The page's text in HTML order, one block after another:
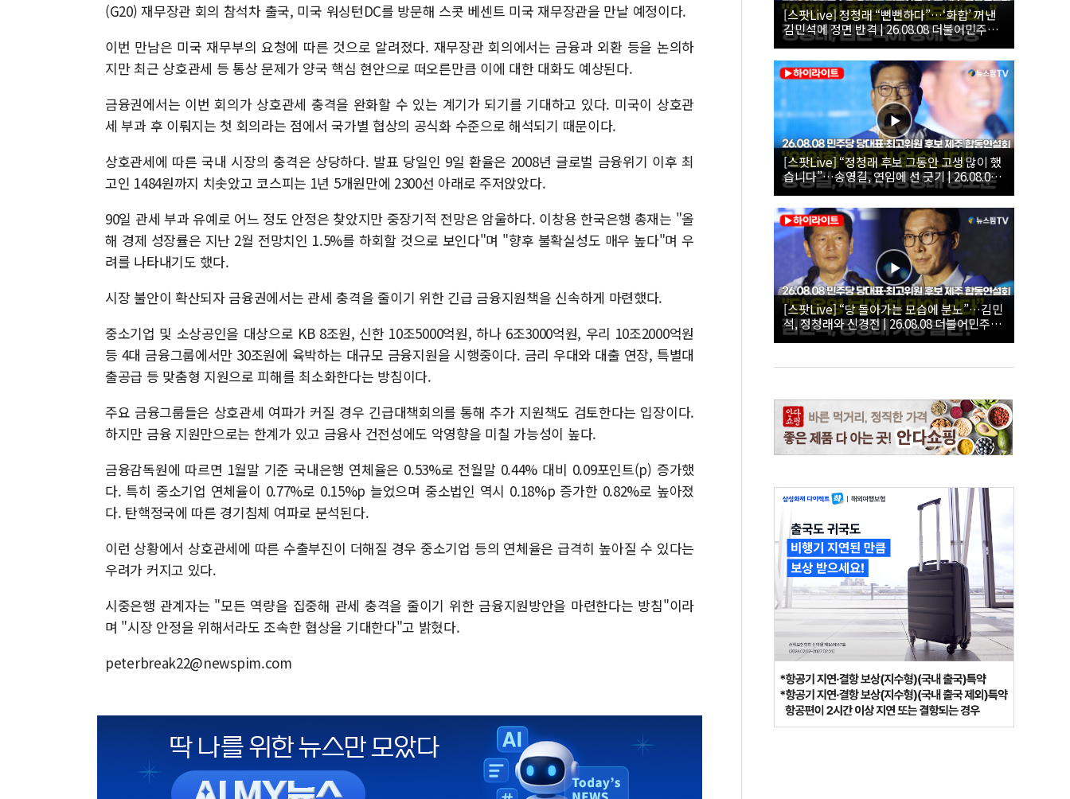
(G20) 재무장관 회의 참석차 출국, 미국 워싱턴DC를 방문해 스콧 베센트 미국 재무장관을 만날 예정이다.
이번 만남은 미국 재무부의 요청에 따른 것으로 알려졌다. 재무장관 회의에서는 금융과 외환 등을 논의하
지만 최근 상호관세 등 통상 문제가 양국 핵심 현안으로 떠오른만큼 이에 대한 대화도 예상된다.
금융권에서는 이번 회의가 상호관세 충격을 완화할 수 있는 계기가 되기를 기대하고 있다. 미국이 상호관
세 부과 후 이뤄지는 첫 회의라는 점에서 국가별 협상의 공식화 수준으로 해석되기 때문이다.
상호관세에 따른 국내 시장의 충격은 상당하다. 발표 당일인 9일 환율은 2008년 글로벌 금융위기 이후 최
고인 1484원까지 치솟았고 코스피는 1년 5개원만에 2300선 아래로 주저앉았다.
90일 관세 부과 유예로 어느 정도 안정은 찾았지만 중장기적 전망은 암울하다. 이창용 한국은행 총재는 "올
해 경제 성장률은 지난 2월 전망치인 1.5%를 하회할 것으로 보인다"며 "향후 불확실성도 매우 높다"며 우
려를 나타내기도 했다.
시장 불안이 확산되자 금융권에서는 관세 충격을 줄이기 위한 긴급 금융지원책을 신속하게 마련했다.
중소기업 및 소상공인을 대상으로 KB 8조원, 신한 10조5000억원, 하나 6조3000억원, 우리 10조2000억원
등 4대 금융그룹에서만 30조원에 육박하는 대규모 금융지원을 시행중이다. 금리 우대와 대출 연장, 특별대
출공급 등 맞춤형 지원으로 피해를 최소화한다는 방침이다.
주요 금융그룹들은 상호관세 여파가 커질 경우 긴급대책회의를 통해 추가 지원책도 검토한다는 입장이다.
하지만 금융 지원만으로는 한계가 있고 금융사 건전성에도 악영향을 미칠 가능성이 높다.
금융감독원에 따르면 1월말 기준 국내은행 연체율은 0.53%로 전월말 0.44% 대비 0.09포인트(p) 증가했
다. 특히 중소기업 연체율이 0.77%로 0.15%p 늘었으며 중소법인 역시 0.18%p 증가한 0.82%로 높아졌
다. 탄핵정국에 따른 경기침체 여파로 분석된다.
이런 상황에서 상호관세에 따른 수출부진이 더해질 경우 중소기업 등의 연체율은 급격히 높아질 수 있다는
우려가 커지고 있다.
시중은행 관계자는 "모든 역량을 집중해 관세 충격을 줄이기 위한 금융지원방안을 마련한다는 방침"이라
며 "시장 안정을 위해서라도 조속한 협상을 기대한다"고 밝혔다.
peterbreak22@newspim.com
[스팟Live] 정청래 “뻔뻔하다”…‘화합’ 꺼낸
김민석에 정면 반격 | 26.08.08 더불어민주당
당대표·최고위원 후보 제주 합동연설회
[스팟Live] “정청래 후보 그동안 고생 많이 했
습니다”…송영길, 연임에 선 긋기 | 26.08.08
더불어민주당 당대표·최고위원 후보 제주 합
동연설회
[스팟Live] “당 돌아가는 모습에 분노”…김민
석, 정청래와 신경전 | 26.08.08 더불어민주당
당대표·최고위원 후보 제주 합동연설회